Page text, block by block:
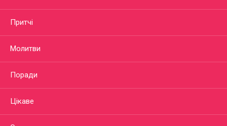
Притчі
Молитви
Поради
Цікаве